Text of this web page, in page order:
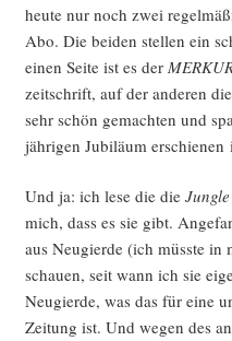
heu­te nur noch zwei
Abo. Die bei­den stel­len ein
einen Sei­te ist es der
zeit­schrift, auf der ande­ren die
sehr schön gemach­ten und
jäh­ri­gen Jubi­lä­um erschie­nen
Und ja: ich lese die die
mich, dass es sie gibt.
aus Neu­gier­de (ich müss­te
schau­en, seit wann ich sie
Neu­gier­de, was das für eine
Zei­tung ist. Und wegen des